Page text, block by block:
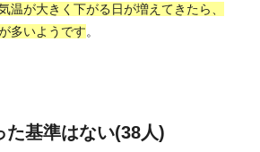
温が大きく下がる日が増えてきたら、
多いようです。
た基準はない(38人)